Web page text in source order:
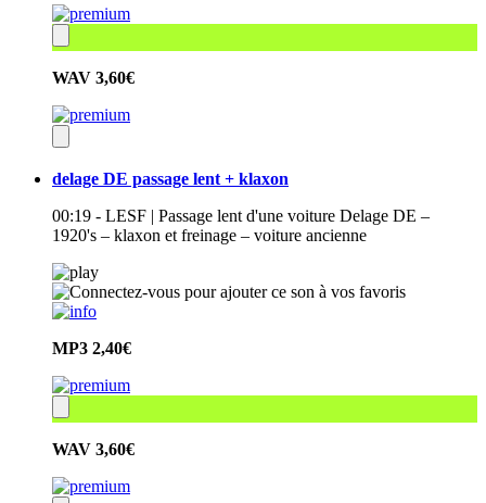
WAV 3,60€
delage DE passage lent + klaxon
00:19 - LESF | Passage lent d'une voiture Delage DE –
1920's – klaxon et freinage – voiture ancienne
MP3 2,40€
WAV 3,60€